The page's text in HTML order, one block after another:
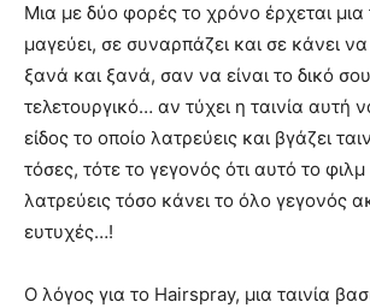
Μια με δύο φορές το χρόνο έρχεται μια
μαγεύει, σε συναρπάζει και σε κάνει να
ξανά και ξανά, σαν να είναι το δικό
τελετουργικό… αν τύχει η ταινία αυτή
είδος το οποίο λατρεύεις και βγάζει
τόσες, τότε το γεγονός ότι αυτό το
λατρεύεις τόσο κάνει το όλο γεγονός
ευτυχές…!
Ο λόγος για το Hairspray, μια ταινία